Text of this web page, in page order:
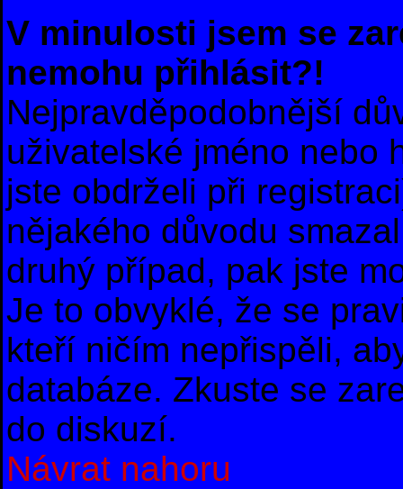
V minulosti jsem se
nemohu přihlásit?!
Nejpravděpodobnější
uživatelské jméno nebo
jste obdrželi při
nějakého důvodu
druhý případ, pak jste
Je to obvyklé, že se
kteří ničím nepřispěli,
databáze. Zkuste se
do diskuzí.
Návrat nahoru